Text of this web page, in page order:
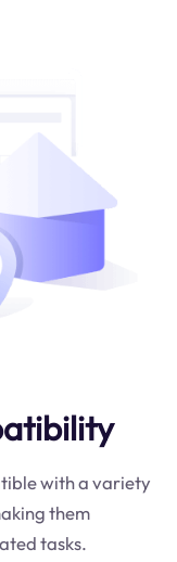
with a variety
them
tasks.